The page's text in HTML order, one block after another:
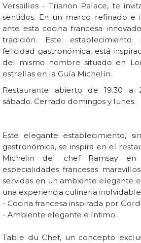
Versailles - Trianon Palace, te
sentidos. En un marco refinado e
ante esta cocina francesa
tradición. Este
felicidad gastronómica, está
del mismo nombre situado en
estrellas en la Guía Michelín.
Restaurante abierto de 19.30 a
sábado. Cerrado domingos y lunes.
Este elegante establecimiento,
gastronómica, se inspira en el
Michelin del chef Ramsay en
especialidades francesas
servidas en un ambiente elegante
una experiencia culinaria
- Cocina francesa inspirada por
- Ambiente elegante e íntimo.
Table du Chef, un concepto